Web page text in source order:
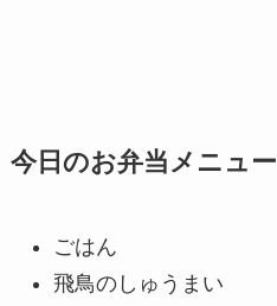
今日のお弁当メニュー
ごはん
飛鳥のしゅうまい